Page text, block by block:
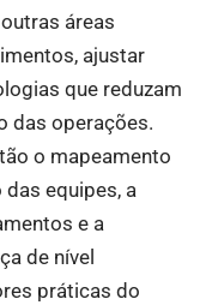
áreas
ajustar
que reduzam
das operações.
o mapeamento
equipes, a
e a
de nível
práticas do